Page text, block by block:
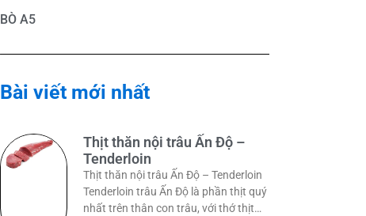
BÒ A5
Bài viết mới nhất
Thịt thăn nội trâu Ấn Độ –
Tenderloin
Thịt thăn nội trâu Ấn Độ – Tenderloin
Tenderloin trâu Ấn Độ là phần thịt quý
nhất trên thân con trâu, với thớ thịt